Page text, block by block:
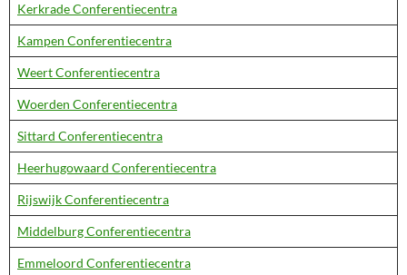
Kerkrade Conferentiecentra
Kampen Conferentiecentra
Weert Conferentiecentra
Woerden Conferentiecentra
Sittard Conferentiecentra
Heerhugowaard Conferentiecentra
Rijswijk Conferentiecentra
Middelburg Conferentiecentra
Emmeloord Conferentiecentra